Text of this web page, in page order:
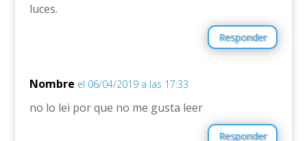
luces.
Responder
Nombre el 06/04/2019 a las 17:33
no lo lei por que no me gusta leer
Responder